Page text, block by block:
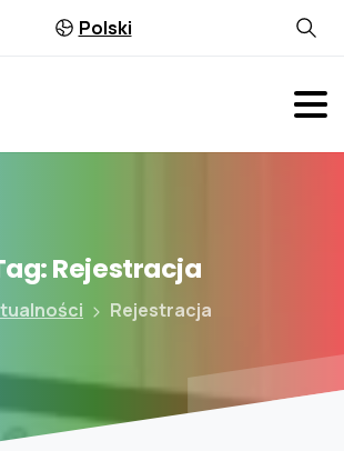
Polski
Rejestracja
Rejestracja